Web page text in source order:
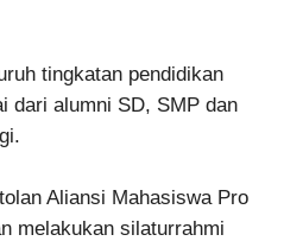
tingkatan pendidikan
dari alumni SD, SMP dan
Aliansi Mahasiswa Pro
melakukan silaturrahmi